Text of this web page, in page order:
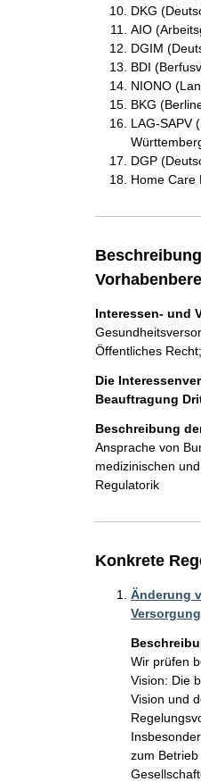
DKG
AIO
DGIM
BDI
NIONO
BKG
LAG-SAPV
DGP
Home Care
Interessen- und
Öffentliches
Die
Beauftragung
Beschreibung
Ansprache von
medizinischen
Regulatorik
Konkrete
Änderung
Versorgung
Wir prüfen
Vision: Die
Vision und
zum